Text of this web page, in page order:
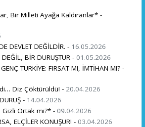
Bir Milleti Ayağa Kaldıranlar* -
DEVLET DEĞİLDİR. - 16.05.2026
BİR DURUŞTUR - 01.05.2026
TÜRKİYE: FIRSAT MI, İMTİHAN MI? -
Diz Çöktürüldü! - 20.04.2026
- 14.04.2026
Ortak mı?* - 09.04.2026
ELÇİLER KONUŞUR! - 03.04.2026